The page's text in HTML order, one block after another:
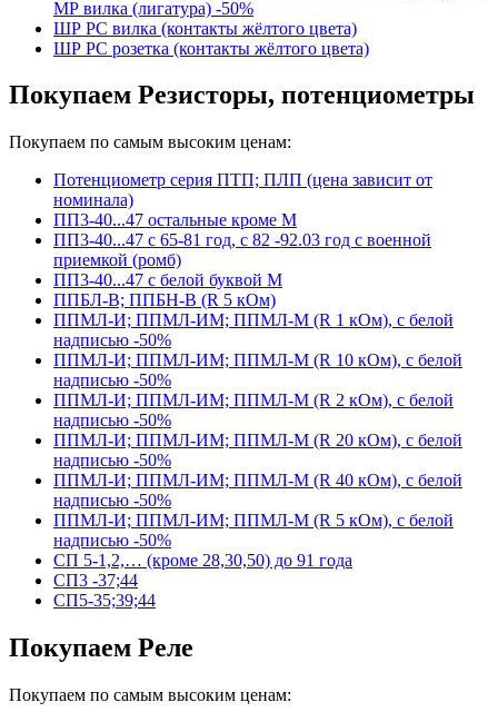
МР вилка (лигатура) -50%
ШР РС вилка (контакты жёлтого цвета)
ШР РС розетка (контакты жёлтого цвета)
Покупаем Резисторы, потенциометры
Покупаем по самым высоким ценам:
Потенциометр серия ПТП; ПЛП (цена зависит от
номинала)
ПП3-40...47 остальные кроме М
ПП3-40...47 с 65-81 год, с 82 -92.03 год с военной
приемкой (ромб)
ПП3-40...47 с белой буквой М
ППБЛ-В; ППБН-В (R 5 кОм)
ППМЛ-И; ППМЛ-ИМ; ППМЛ-М (R 1 кОм), с белой
надписью -50%
ППМЛ-И; ППМЛ-ИМ; ППМЛ-М (R 10 кОм), с белой
надписью -50%
ППМЛ-И; ППМЛ-ИМ; ППМЛ-М (R 2 кОм), с белой
надписью -50%
ППМЛ-И; ППМЛ-ИМ; ППМЛ-М (R 20 кОм), с белой
надписью -50%
ППМЛ-И; ППМЛ-ИМ; ППМЛ-М (R 40 кОм), с белой
надписью -50%
ППМЛ-И; ППМЛ-ИМ; ППМЛ-М (R 5 кОм), с белой
надписью -50%
СП 5-1,2,… (кроме 28,30,50) до 91 года
СП3 -37;44
СП5-35;39;44
Покупаем Реле
Покупаем по самым высоким ценам: